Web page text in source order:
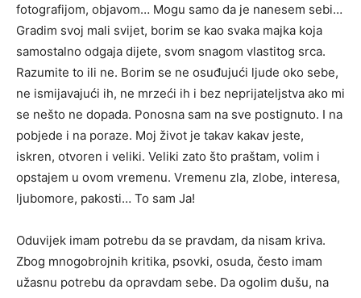
fotografijom, objavom… Mogu samo da je nanesem sebi…
Gradim svoj mali svijet, borim se kao svaka majka koja
samostalno odgaja dijete, svom snagom vlastitog srca.
Razumite to ili ne. Borim se ne osuđujući ljude oko sebe,
ne ismijavajući ih, ne mrzeći ih i bez neprijateljstva ako mi
se nešto ne dopada. Ponosna sam na sve postignuto. I na
pobjede i na poraze. Moj život je takav kakav jeste,
iskren, otvoren i veliki. Veliki zato što praštam, volim i
opstajem u ovom vremenu. Vremenu zla, zlobe, interesa,
ljubomore, pakosti… To sam Ja!
Oduvijek imam potrebu da se pravdam, da nisam kriva.
Zbog mnogobrojnih kritika, psovki, osuda, često imam
užasnu potrebu da opravdam sebe. Da ogolim dušu, na